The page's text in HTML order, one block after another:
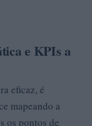
e KPIs a
eficaz, é
mapeando a
os pontos de